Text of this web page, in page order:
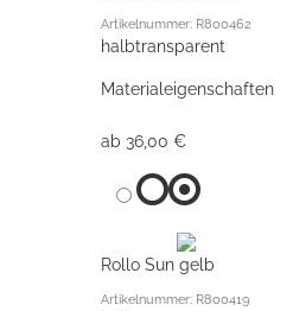
Artikelnummer: R800462
halbtransparent
Materialeigenschaften
ab 36,00 €
Rollo Sun gelb
Artikelnummer: R800419